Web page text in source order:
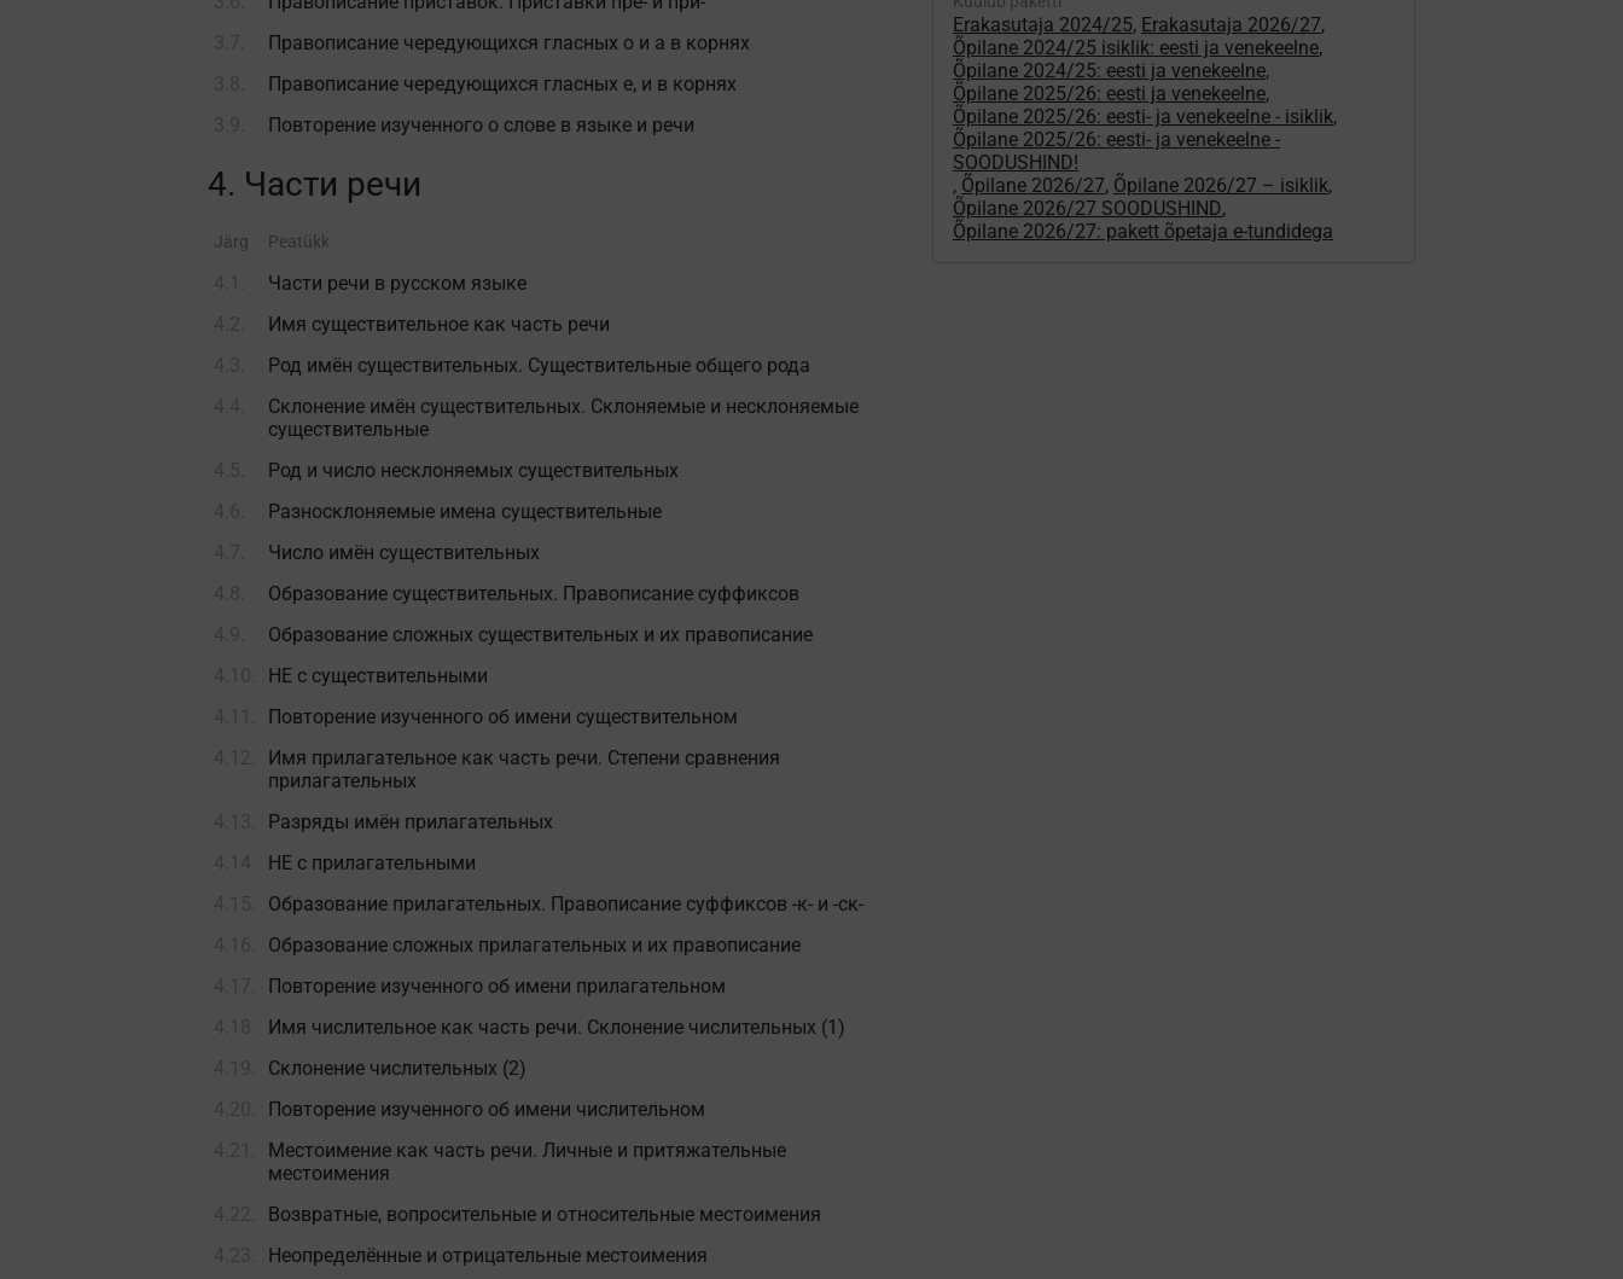
Правописание чередующихся гласных о и а в корнях
Правописание чередующихся гласных е, и в корнях
Повторение изученного о слове в языке и речи
4. Части речи
Järg Peatükk
Части речи в русском языке
Имя существительное как часть речи
Род имён существительных. Существительные общего рода
Склонение имён существительных. Склоняемые и несклоняемые
существительные
Род и число несклоняемых существительных
Разносклоняемые имена существительные
Число имён существительных
Образование существительных. Правописание суффиксов
Образование сложных существительных и их правописание
НЕ с существительными
Повторение изученного об имени существительном
Имя прилагательное как часть речи. Степени сравнения
прилагательных
Разряды имён прилагательных
НЕ с прилагательными
Образование прилагательных. Правописание суффиксов -к- и -ск-
Образование сложных прилагательных и их правописание
Повторение изученного об имени прилагательном
Имя числительное как часть речи. Склонение числительных (1)
Склонение числительных (2)
Повторение изученного об имени числительном
Местоимение как часть речи. Личные и притяжательные
местоимения
Возвратные, вопросительные и относительные местоимения
Неопределённые и отрицательные местоимения
Erakasutaja 2024/25, Erakasutaja 2026/27,
Õpilane 2024/25 isiklik: eesti ja venekeelne,
Õpilane 2024/25: eesti ja venekeelne,
Õpilane 2025/26: eesti ja venekeelne,
Õpilane 2025/26: eesti- ja venekeelne - isiklik,
Õpilane 2025/26: eesti- ja venekeelne -
SOODUSHIND!
, Õpilane 2026/27, Õpilane 2026/27 – isiklik,
Õpilane 2026/27 SOODUSHIND,
Õpilane 2026/27: pakett õpetaja e-tundidega